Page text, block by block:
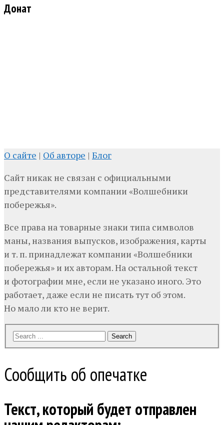
Донат
О сайте | Об авторе | Блог
Сайт никак не связан с официальными
представителями компании «Волшебники
побережья».
Все права на товарные знаки типа символов
маны, названия выпусков, изображения, карты
и т. п. принадлежат компании «Волшебники
побережья» и их авторам. На остальной текст
и фотографии мне, если не указано иного. Это
работает, даже если не писать тут об этом.
Но мало ли кто не верит.
Search
Сообщить об опечатке
Текст, который будет отправлен